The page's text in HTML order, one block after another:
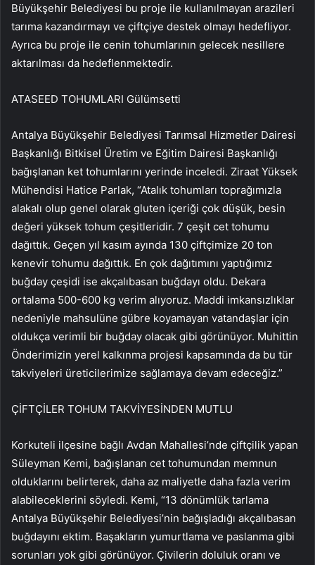
Büyükşehir Belediyesi bu proje ile kullanılmayan arazileri
tarıma kazandırmayı ve çiftçiye destek olmayı hedefliyor.
Ayrıca bu proje ile cenin tohumlarının gelecek nesillere
aktarılması da hedeflenmektedir.
ATASEED TOHUMLARI Gülümsetti
Antalya Büyükşehir Belediyesi Tarımsal Hizmetler Dairesi
Başkanlığı Bitkisel Üretim ve Eğitim Dairesi Başkanlığı
bağışlanan ket tohumlarını yerinde inceledi. Ziraat Yüksek
Mühendisi Hatice Parlak, “Atalık tohumları toprağımızla
alakalı olup genel olarak gluten içeriği çok düşük, besin
değeri yüksek tohum çeşitleridir. 7 çeşit cet tohumu
dağıttık. Geçen yıl kasım ayında 130 çiftçimize 20 ton
kenevir tohumu dağıttık. En çok dağıtımını yaptığımız
buğday çeşidi ise akçalıbasan buğdayı oldu. Dekara
ortalama 500-600 kg verim alıyoruz. Maddi imkansızlıklar
nedeniyle mahsulüne gübre koyamayan vatandaşlar için
oldukça verimli bir buğday olacak gibi görünüyor. Muhittin
Önderimizin yerel kalkınma projesi kapsamında da bu tür
takviyeleri üreticilerimize sağlamaya devam edeceğiz.”
ÇİFTÇİLER TOHUM TAKVİYESİNDEN MUTLU
Korkuteli ilçesine bağlı Avdan Mahallesi’nde çiftçilik yapan
Süleyman Kemi, bağışlanan cet tohumundan memnun
olduklarını belirterek, daha az maliyetle daha fazla verim
alabileceklerini söyledi. Kemi, “13 dönümlük tarlama
Antalya Büyükşehir Belediyesi’nin bağışladığı akçalıbasan
buğdayını ektim. Başakların yumurtlama ve paslanma gibi
sorunları yok gibi görünüyor. Çivilerin doluluk oranı ve